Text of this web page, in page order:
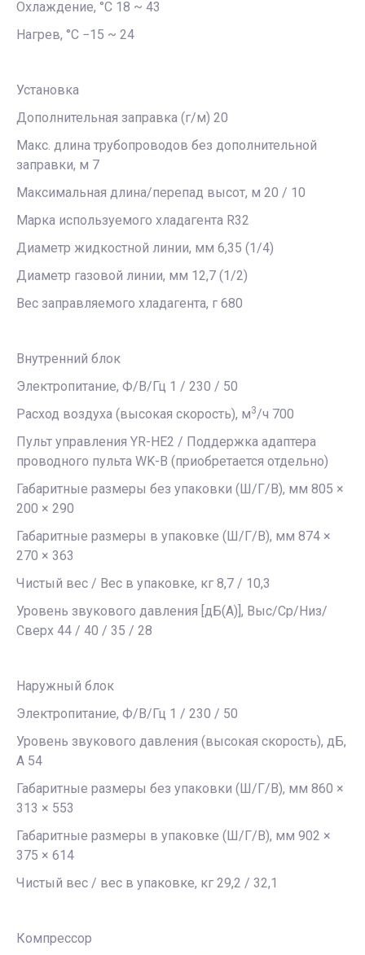
Охлаждение, °С 18 ~ 43
Нагрев, °С −15 ~ 24
Установка
Дополнительная заправка (г/м) 20
Макс. длина трубопроводов без дополнительной
заправки, м 7
Максимальная длина/перепад высот, м 20 / 10
Марка используемого хладагента R32
Диаметр жидкостной линии, мм 6,35 (1/4)
Диаметр газовой линии, мм 12,7 (1/2)
Вес заправляемого хладагента, г 680
Внутренний блок
Электропитание, Ф/В/Гц 1 / 230 / 50
Расход воздуха (высокая скорость), м3/ч 700
Пульт управления YR-HE2 / Поддержка адаптера
проводного пульта WK-B (приобретается отдельно)
Габаритные размеры без упаковки (Ш/Г/В), мм 805 ×
200 × 290
Габаритные размеры в упаковке (Ш/Г/В), мм 874 ×
270 × 363
Чистый вес / Вес в упаковке, кг 8,7 / 10,3
Уровень звукового давления [дБ(А)], Выс/Ср/Низ/
Сверх 44 / 40 / 35 / 28
Наружный блок
Электропитание, Ф/В/Гц 1 / 230 / 50
Уровень звукового давления (высокая скорость), дБ,
А 54
Габаритные размеры без упаковки (Ш/Г/В), мм 860 ×
313 × 553
Габаритные размеры в упаковке (Ш/Г/В), мм 902 ×
375 × 614
Чистый вес / вес в упаковке, кг 29,2 / 32,1
Компрессор